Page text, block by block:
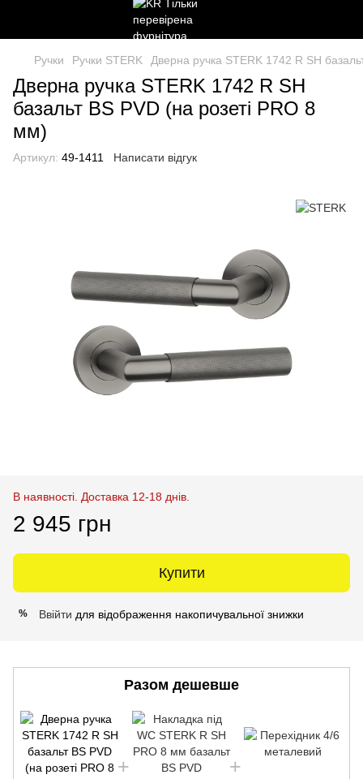
Ручки Ручки STERK Дверна ручка STERK 1742 R SH
Дверна ручка STERK 1742 R SH
базальт BS PVD (на розеті PRO 8
мм)
Артикул: 49-1411 Написати відгук
В наявності. Доставка 12-18 днів.
2 945 грн
Купити
% Ввійти для відображення накопичувальної знижки
Разом дешевше